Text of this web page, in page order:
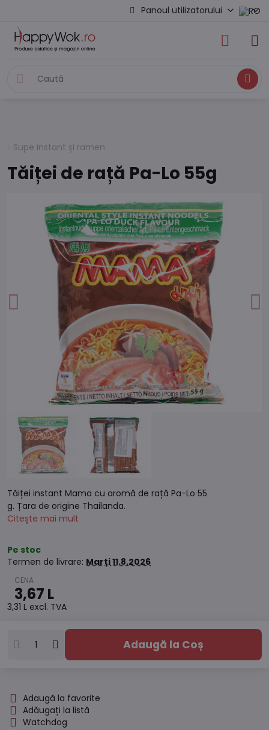
Panoul utilizatorului
Caută
Supe instant și ramen
Tăiței de rață Pa-Lo 55g
Tăiței instant Mama cu aromă de rață Pa-Lo 55
g. Țara de origine Thailanda.
Citește mai mult
Pe stoc
Termen de livrare: Marți11.8.2026
3,67 L
3,31 L excl. TVA
Adaugă la Coș
Adaugă la favorite
Adăugați la listă
Watchdog